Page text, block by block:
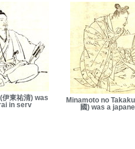
東祐清) was
in serv
Minamoto no
國) was a